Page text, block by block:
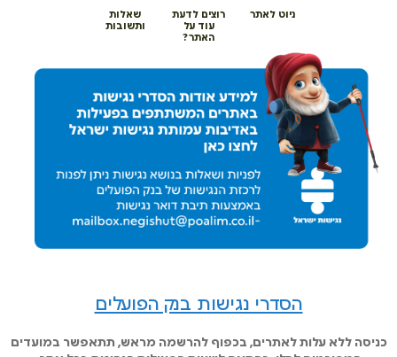
ניוט לאתר
רוצים לדעת
עוד על
האתר?
שאלות
ותשובות
הסדרי נגישות בנק הפועלים
כניסה ללא עלות לאתרים, בכפוף להרשמה מראש, תתאפשר במועדים